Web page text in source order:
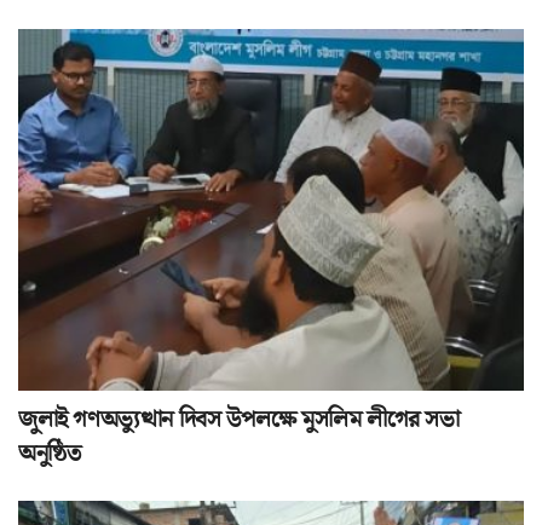
জুলাই গণঅভ্যুত্থান দিবস উপলক্ষে মুসলিম লীগের সভা
অনুষ্ঠিত